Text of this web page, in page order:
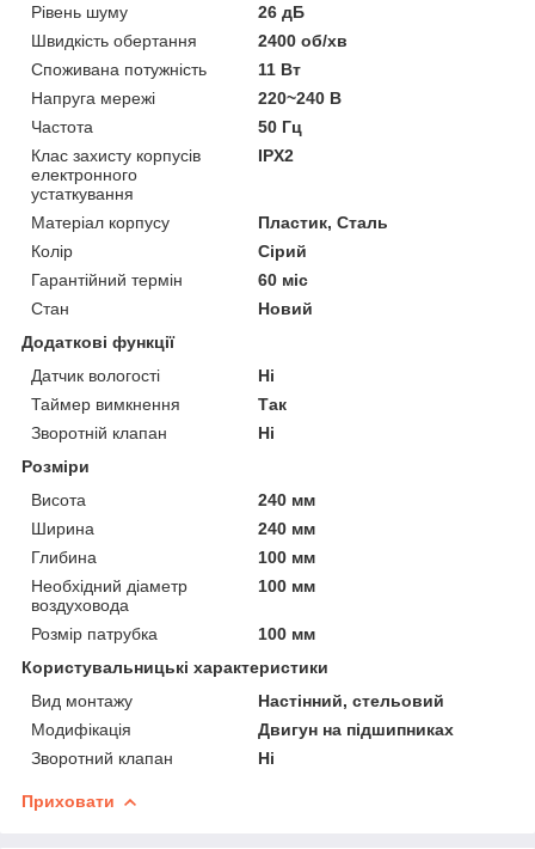
Рівень шуму
26 дБ
Швидкість обертання
2400 об/хв
Споживана потужність
11 Вт
Напруга мережі
220~240 В
Частота
50 Гц
Клас захисту корпусів
електронного
устаткування
IPX2
Матеріал корпусу
Пластик, Сталь
Колір
Сірий
Гарантійний термін
60 міс
Стан
Новий
Додаткові функції
Датчик вологості
Ні
Таймер вимкнення
Так
Зворотній клапан
Ні
Розміри
Висота
240 мм
Ширина
240 мм
Глибина
100 мм
Необхідний діаметр
воздуховода
100 мм
Розмір патрубка
100 мм
Користувальницькі характеристики
Вид монтажу
Настінний, стельовий
Модифікація
Двигун на підшипниках
Зворотний клапан
Ні
Приховати